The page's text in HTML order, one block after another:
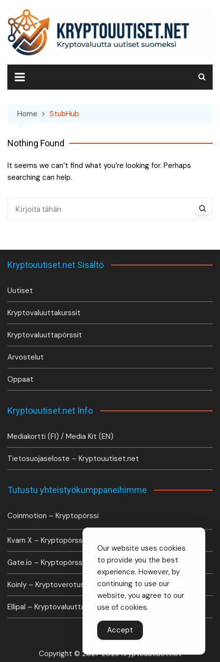
content
Home StubHub
Nothing Found
It seems we can’t find what you’re looking for. Perhaps
searching can help.
Kryptouutiset.net Sisältö
Uutiset
Kryptovaluuttakurssit
Kryptovaluuttapörssit
Arvostelut
Oppaat
Kryptouutiset.net Info
Mediakortti (FI) / Media Kit (EN)
Tietosuojaseloste – Kryptouutiset.net
Tutustu yhteistyökumppaneihimme
Coinmotion – Kryptopörssi
Kvarn X – Kryptopörssi
Gate.io – Kryptopörssi
Koinly – Kryptoverotus laskuri
Ellipal – Kryptovaluutta lompakko
Copyright © 2021-2026 Kryptouutiset.net
Our website uses cookies
to provide you the best
experience. However, by
continuing to use our
website, you agree to our
use of cookies.
Accept